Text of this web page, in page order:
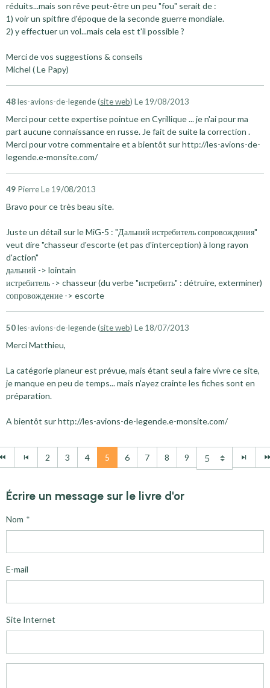
réduits...mais son rêve peut-être un peu "fou" serait de :
1) voir un spitfire d'époque de la seconde guerre mondiale.
2) y effectuer un vol...mais cela est t'il possible ?
Merci de vos suggestions & conseils
Michel ( Le Papy)
48les-avions-de-legende (site web) Le 19/08/2013
Merci pour cette expertise pointue en Cyrillique ... je n'ai pour ma
part aucune connaissance en russe. Je fait de suite la correction .
Merci pour votre commentaire et a bientôt sur http://les-avions-de-
legende.e-monsite.com/
49 PierreLe 19/08/2013
Bravo pour ce très beau site.
Juste un détail sur le MiG-5 : "Дальний истребитель сопровождения"
veut dire "chasseur d'escorte (et pas d'interception) à long rayon
d'action"
дальний -> lointain
истребитель -> chasseur (du verbe "истребить" : détruire, exterminer)
сопровождение -> escorte
50les-avions-de-legende (site web) Le 18/07/2013
Merci Matthieu,
La catégorie planeur est prévue, mais étant seul a faire vivre ce site,
je manque en peu de temps... mais n'ayez crainte les fiches sont en
préparation.
A bientôt sur http://les-avions-de-legende.e-monsite.com/
2 3 4 5 6 7 8 9
Écrire un message sur le livre d'or
Nom
E-mail
Site Internet